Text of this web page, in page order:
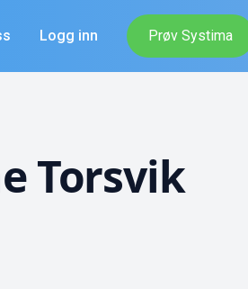
Logg inn Prøv Systima
Torsvik